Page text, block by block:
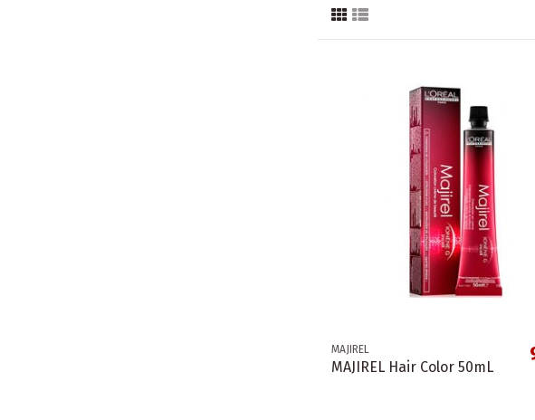
MAJIREL
MAJIREL Hair Color 50mL